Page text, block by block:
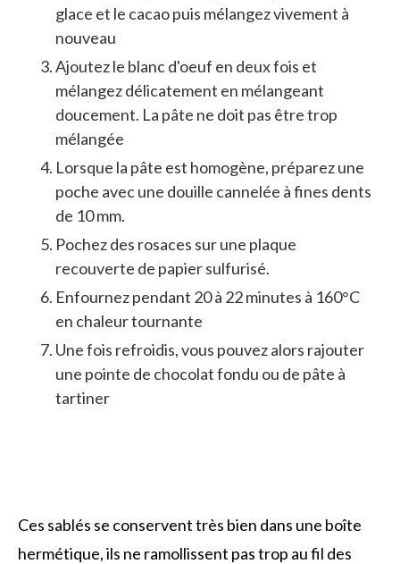
glace et le cacao puis mélangez vivement à
nouveau
Ajoutez le blanc d'oeuf en deux fois et
mélangez délicatement en mélangeant
doucement. La pâte ne doit pas être trop
mélangée
Lorsque la pâte est homogène, préparez une
poche avec une douille cannelée à fines dents
de 10 mm.
Pochez des rosaces sur une plaque
recouverte de papier sulfurisé.
Enfournez pendant 20 à 22 minutes à 160°C
en chaleur tournante
Une fois refroidis, vous pouvez alors rajouter
une pointe de chocolat fondu ou de pâte à
tartiner
Ces sablés se conservent très bien dans une boîte
hermétique, ils ne ramollissent pas trop au fil des